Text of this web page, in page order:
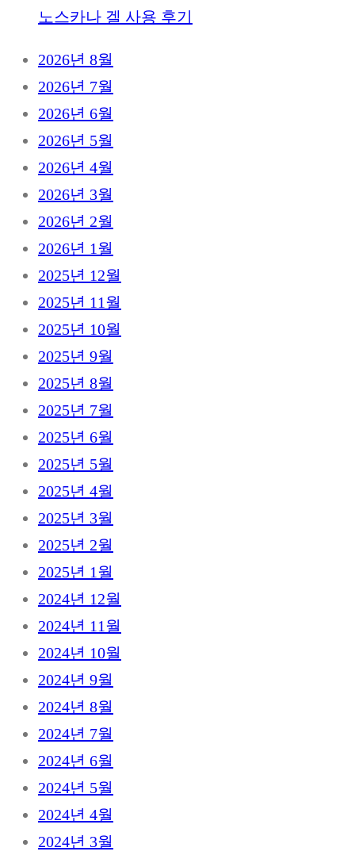
노스카나 겔 사용 후기
2026년 8월
2026년 7월
2026년 6월
2026년 5월
2026년 4월
2026년 3월
2026년 2월
2026년 1월
2025년 12월
2025년 11월
2025년 10월
2025년 9월
2025년 8월
2025년 7월
2025년 6월
2025년 5월
2025년 4월
2025년 3월
2025년 2월
2025년 1월
2024년 12월
2024년 11월
2024년 10월
2024년 9월
2024년 8월
2024년 7월
2024년 6월
2024년 5월
2024년 4월
2024년 3월